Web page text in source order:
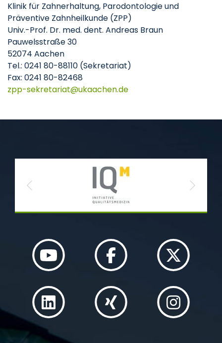
Klinik für Zahnerhaltung, Parodontologie und
Präventive Zahnheilkunde (ZPP)
Univ.-Prof. Dr. med. dent. Andreas Braun
Pauwelsstraße 30
52074 Aachen
Tel.: 0241 80-88110 (Sekretariat)
Fax: 0241 80-82468
zpp-sekretariat
ukaachende
Previous Next